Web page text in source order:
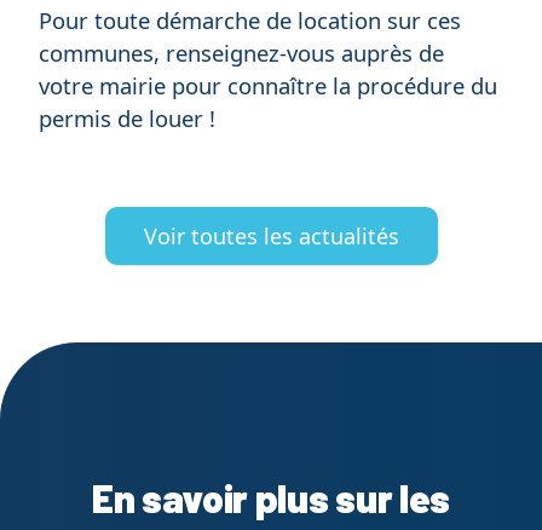
Pour toute démarche de location sur ces
communes, renseignez-vous auprès de
votre mairie pour connaître la procédure du
permis de louer !
Voir toutes les actualités
En savoir plus sur les